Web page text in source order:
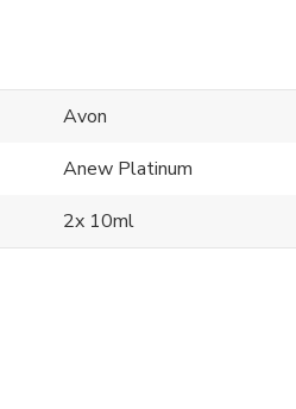
Avon
Anew Platinum
2x 10ml